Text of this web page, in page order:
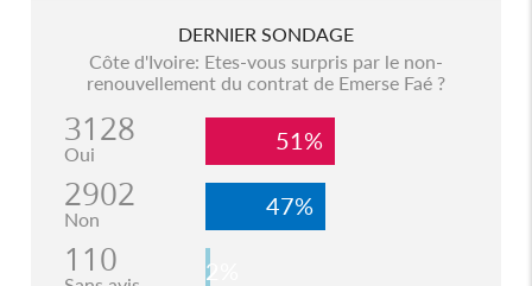
DERNIER SONDAGE
Côte d'Ivoire: Etes-vous surpris par le non-
renouvellement du contrat de Emerse Faé ?
3128
Oui 51%
2902
Non 47%
110 2%